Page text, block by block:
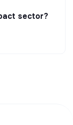
sector?